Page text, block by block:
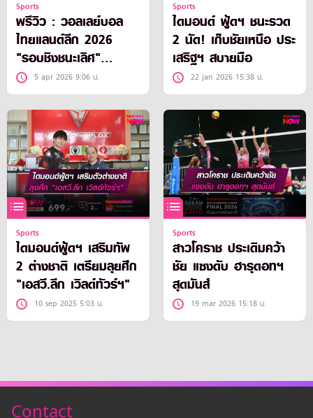
Sports
พรีวิว : วอลเลย์บอล
ไทยแลนด์ลีก 2026
"รอบชิงชนะเลิศ"
ประเภททีมชาย
5 apr 2026 9:06 น.
Sports
ไดมอนด์ ฟู้ดฯ ชนะรวด
2 นัด! เก็บชัยเหนือ ประ
เสริฐฯ สบายมือ
22 jan 2026 15:38 น.
Sports
ไดมอนด์ฟู้ดฯ เสริมทัพ
2 ต่างชาติ เตรียมลุยศึก
"เอสวี.ลีก เวิลด์ทัวร์ฯ"
10 sep 2025 5:03 น.
Sports
สาวโคราช ประเดิมคว้า
ชัย แซงดับ ฮารุดอทฯ
สุดมันส์
19 mar 2026 15:18 น.
Contact